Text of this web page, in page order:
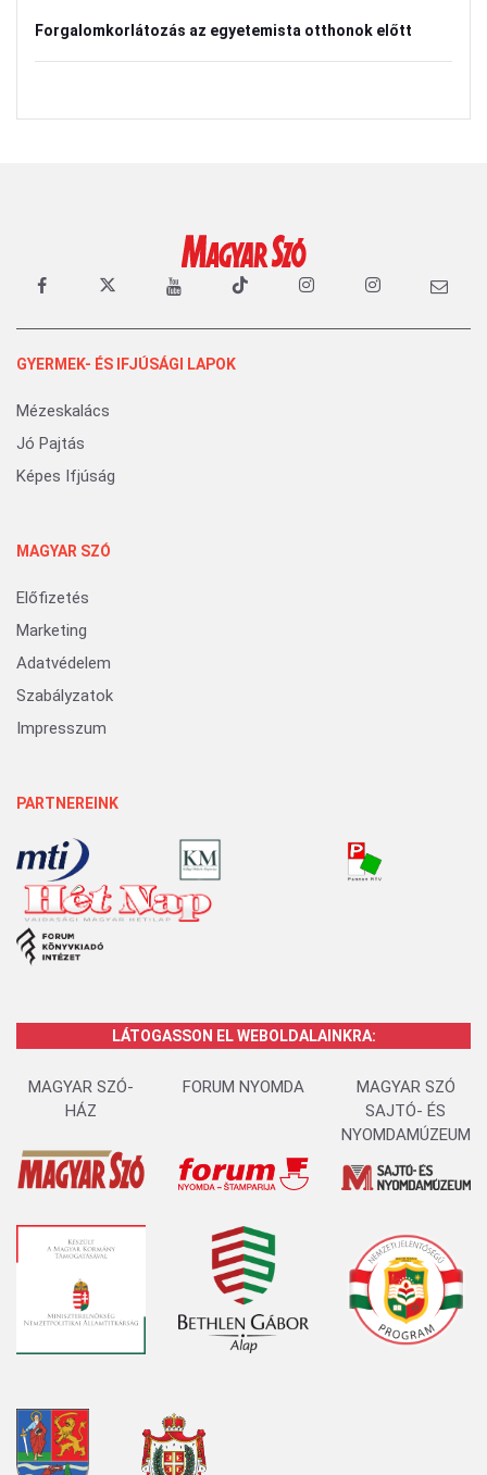
Forgalomkorlátozás az egyetemista otthonok előtt
GYERMEK- ÉS IFJÚSÁGI LAPOK
Mézeskalács
Jó Pajtás
Képes Ifjúság
MAGYAR SZÓ
Előfizetés
Marketing
Adatvédelem
Szabályzatok
Impresszum
PARTNEREINK
LÁTOGASSON EL WEBOLDALAINKRA:
MAGYAR SZÓ-
HÁZ
FORUM NYOMDA
MAGYAR SZÓ
SAJTÓ- ÉS
NYOMDAMÚZEUM